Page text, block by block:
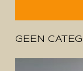
GEEN